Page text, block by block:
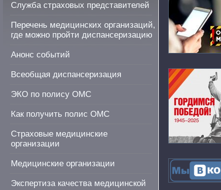
Служба страховых представителей
Перечень медицинских организаций,
где можно пройти диспансеризацию
Анонс событий
Всеобщая диспансеризация
ЭКО по полису ОМС
Как получить полис ОМС
Страховые медицинские
организации
Медицинские организации
Экспертиза качества медицинской